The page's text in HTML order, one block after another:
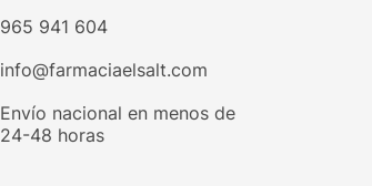
965 941 604
info@farmaciaelsalt.com
Envío nacional en menos de
24-48 horas